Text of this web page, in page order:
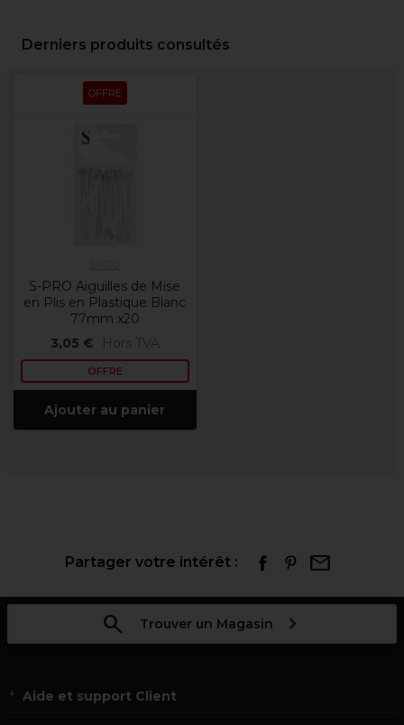
Derniers produits consultés
OFFRE
S-PRO Aiguilles de Mise
en Plis en Plastique Blanc
77mm x20
3,05 €
Hors TVA
OFFRE
Ajouter au panier
Partager votre intérêt :
Trouver un Magasin
Aide et support Client